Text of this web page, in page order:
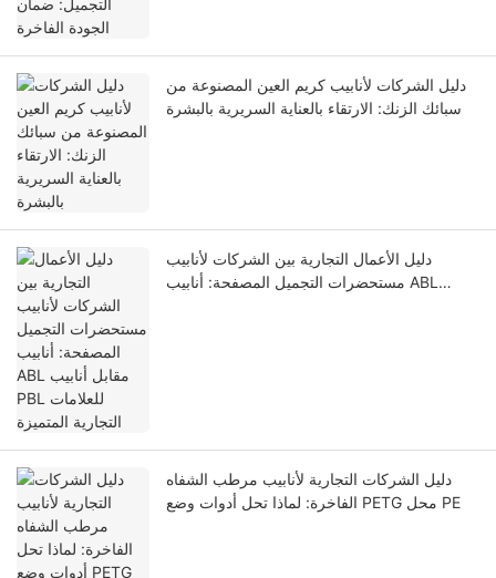
دليل الشركات لأنابيب كريم العين المصنوعة من
سبائك الزنك: الارتقاء بالعناية السريرية بالبشرة
دليل الأعمال التجارية بين الشركات لأنابيب
مستحضرات التجميل المصفحة: أنابيب ABL
دليل الشركات التجارية لأنابيب مرطب الشفاه
الفاخرة: لماذا تحل أدوات وضع PETG محل PE